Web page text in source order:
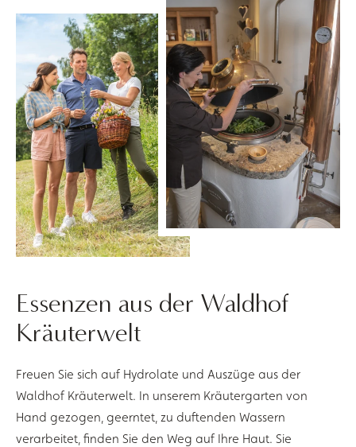
Essenzen aus der Waldhof
Kräuterwelt
Freuen Sie sich auf Hydrolate und Auszüge aus der
Waldhof Kräuterwelt. In unserem Kräutergarten von
Hand gezogen, geerntet, zu duftenden Wassern
verarbeitet, finden Sie den Weg auf Ihre Haut. Sie